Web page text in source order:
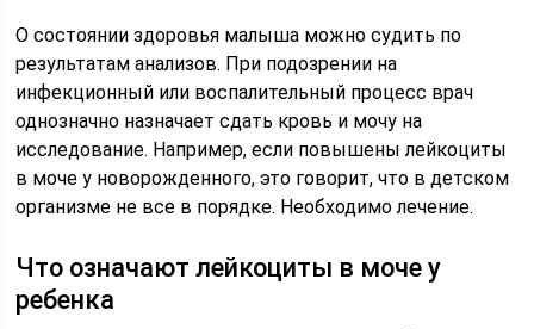
О состоянии здоровья малыша можно судить по
результатам анализов. При подозрении на
инфекционный или воспалительный процесс врач
однозначно назначает сдать кровь и мочу на
исследование. Например, если повышены лейкоциты
в моче у новорожденного, это говорит, что в детском
организме не все в порядке. Необходимо лечение.
Что означают лейкоциты в моче у
ребенка